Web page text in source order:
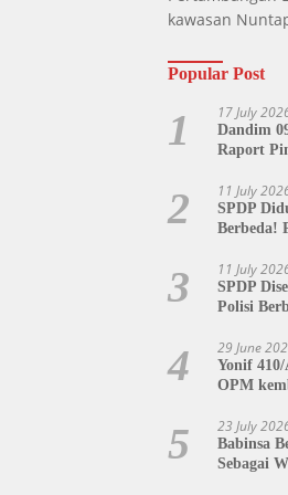
kawasan
Popular Post
1 17 July
Dandim
Raport
2 11 July
SPDP
Berbeda!
Siap
3 11 July
SPDP
Polisi
4 29 June
Yonif
OPM
5 23 July
Babinsa
Sebagai